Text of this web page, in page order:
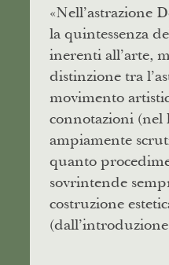
«Nell’astrazione
la quintessenza
inerenti all’arte,
distinzione tra
movimento
connotazioni (nel
ampiamente
quanto
sovrintende
costruzione